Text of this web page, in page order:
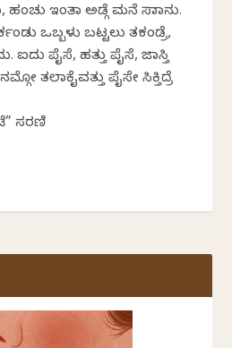
ಇಂತಾ ಅಡ್ಗೆ ಮನೆ ಸಾಮಾನು.
ಒಬ್ಬಳು ಬಟ್ಟಲು ತಕಂಡ್ರೆ,
ಐದು ಪೈಸೆ, ಹತ್ತು ಪೈಸೆ, ಜಾಸ್ತಿ
ತಲಾಕೈವತ್ತು ಪೈಸೇ ಸಿಕ್ತಿದ್ರೆ
ಸರಣಿ